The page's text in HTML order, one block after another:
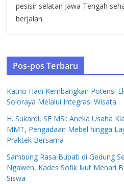
pesisir selatan Jawa Tengah
berjalan
Pos-pos Terbaru
Katno Hadi Kembangkan Potensi
Soloraya Melalui Integrasi Wisata
H. Sukardi, SE MSi: Aneka Usaha
MMT, Pengadaan Mebel hingga
Praktek Bersama
Sambung Rasa Bupati di Gedung
Ngawen, Kades Sofik Ikut Menari
Siswa